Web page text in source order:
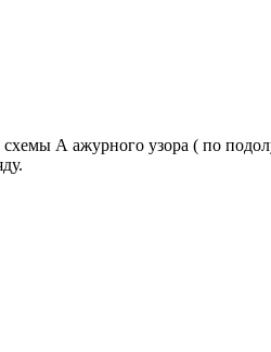
схемы А ажурного узора ( по